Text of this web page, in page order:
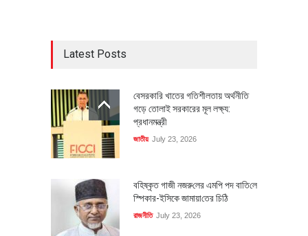
Latest Posts
বেসরকারি খাতের গতিশীলতায় অর্থনীতি
গড়ে তোলাই সরকারের মূল লক্ষ্য:
প্রধানমন্ত্রী
জাতীয় July 23, 2026
বহিষ্কৃত গাজী নজরু‌লের এম‌পি পদ বা‌তি‌লে
স্পিকার-ইসিকে জামায়া‌তের চি‌ঠি
রাজনীতি July 23, 2026